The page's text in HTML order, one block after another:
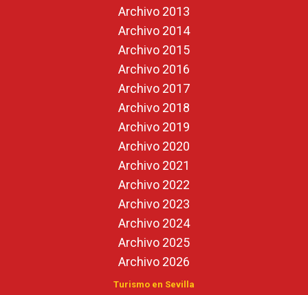
Archivo 2013
Archivo 2014
Archivo 2015
Archivo 2016
Archivo 2017
Archivo 2018
Archivo 2019
Archivo 2020
Archivo 2021
Archivo 2022
Archivo 2023
Archivo 2024
Archivo 2025
Archivo 2026
Turismo en Sevilla